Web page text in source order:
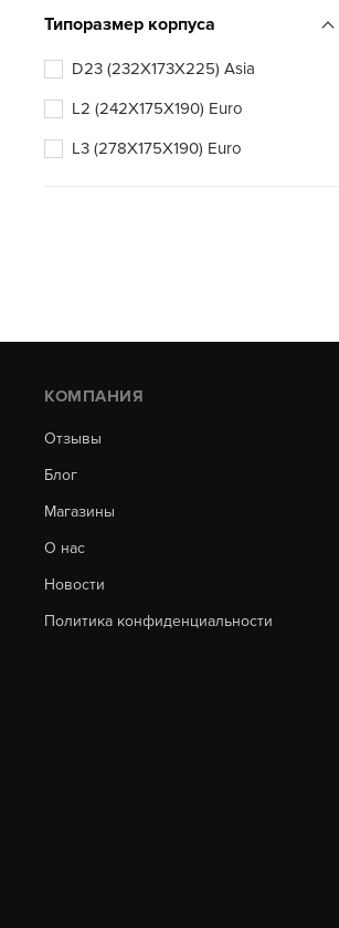
Типоразмер корпуса
D23 (232X173X225) Asia
L2 (242X175X190) Euro
L3 (278X175X190) Euro
КОМПАНИЯ
Отзывы
Блог
Магазины
О нас
Новости
Политика конфиденциальности